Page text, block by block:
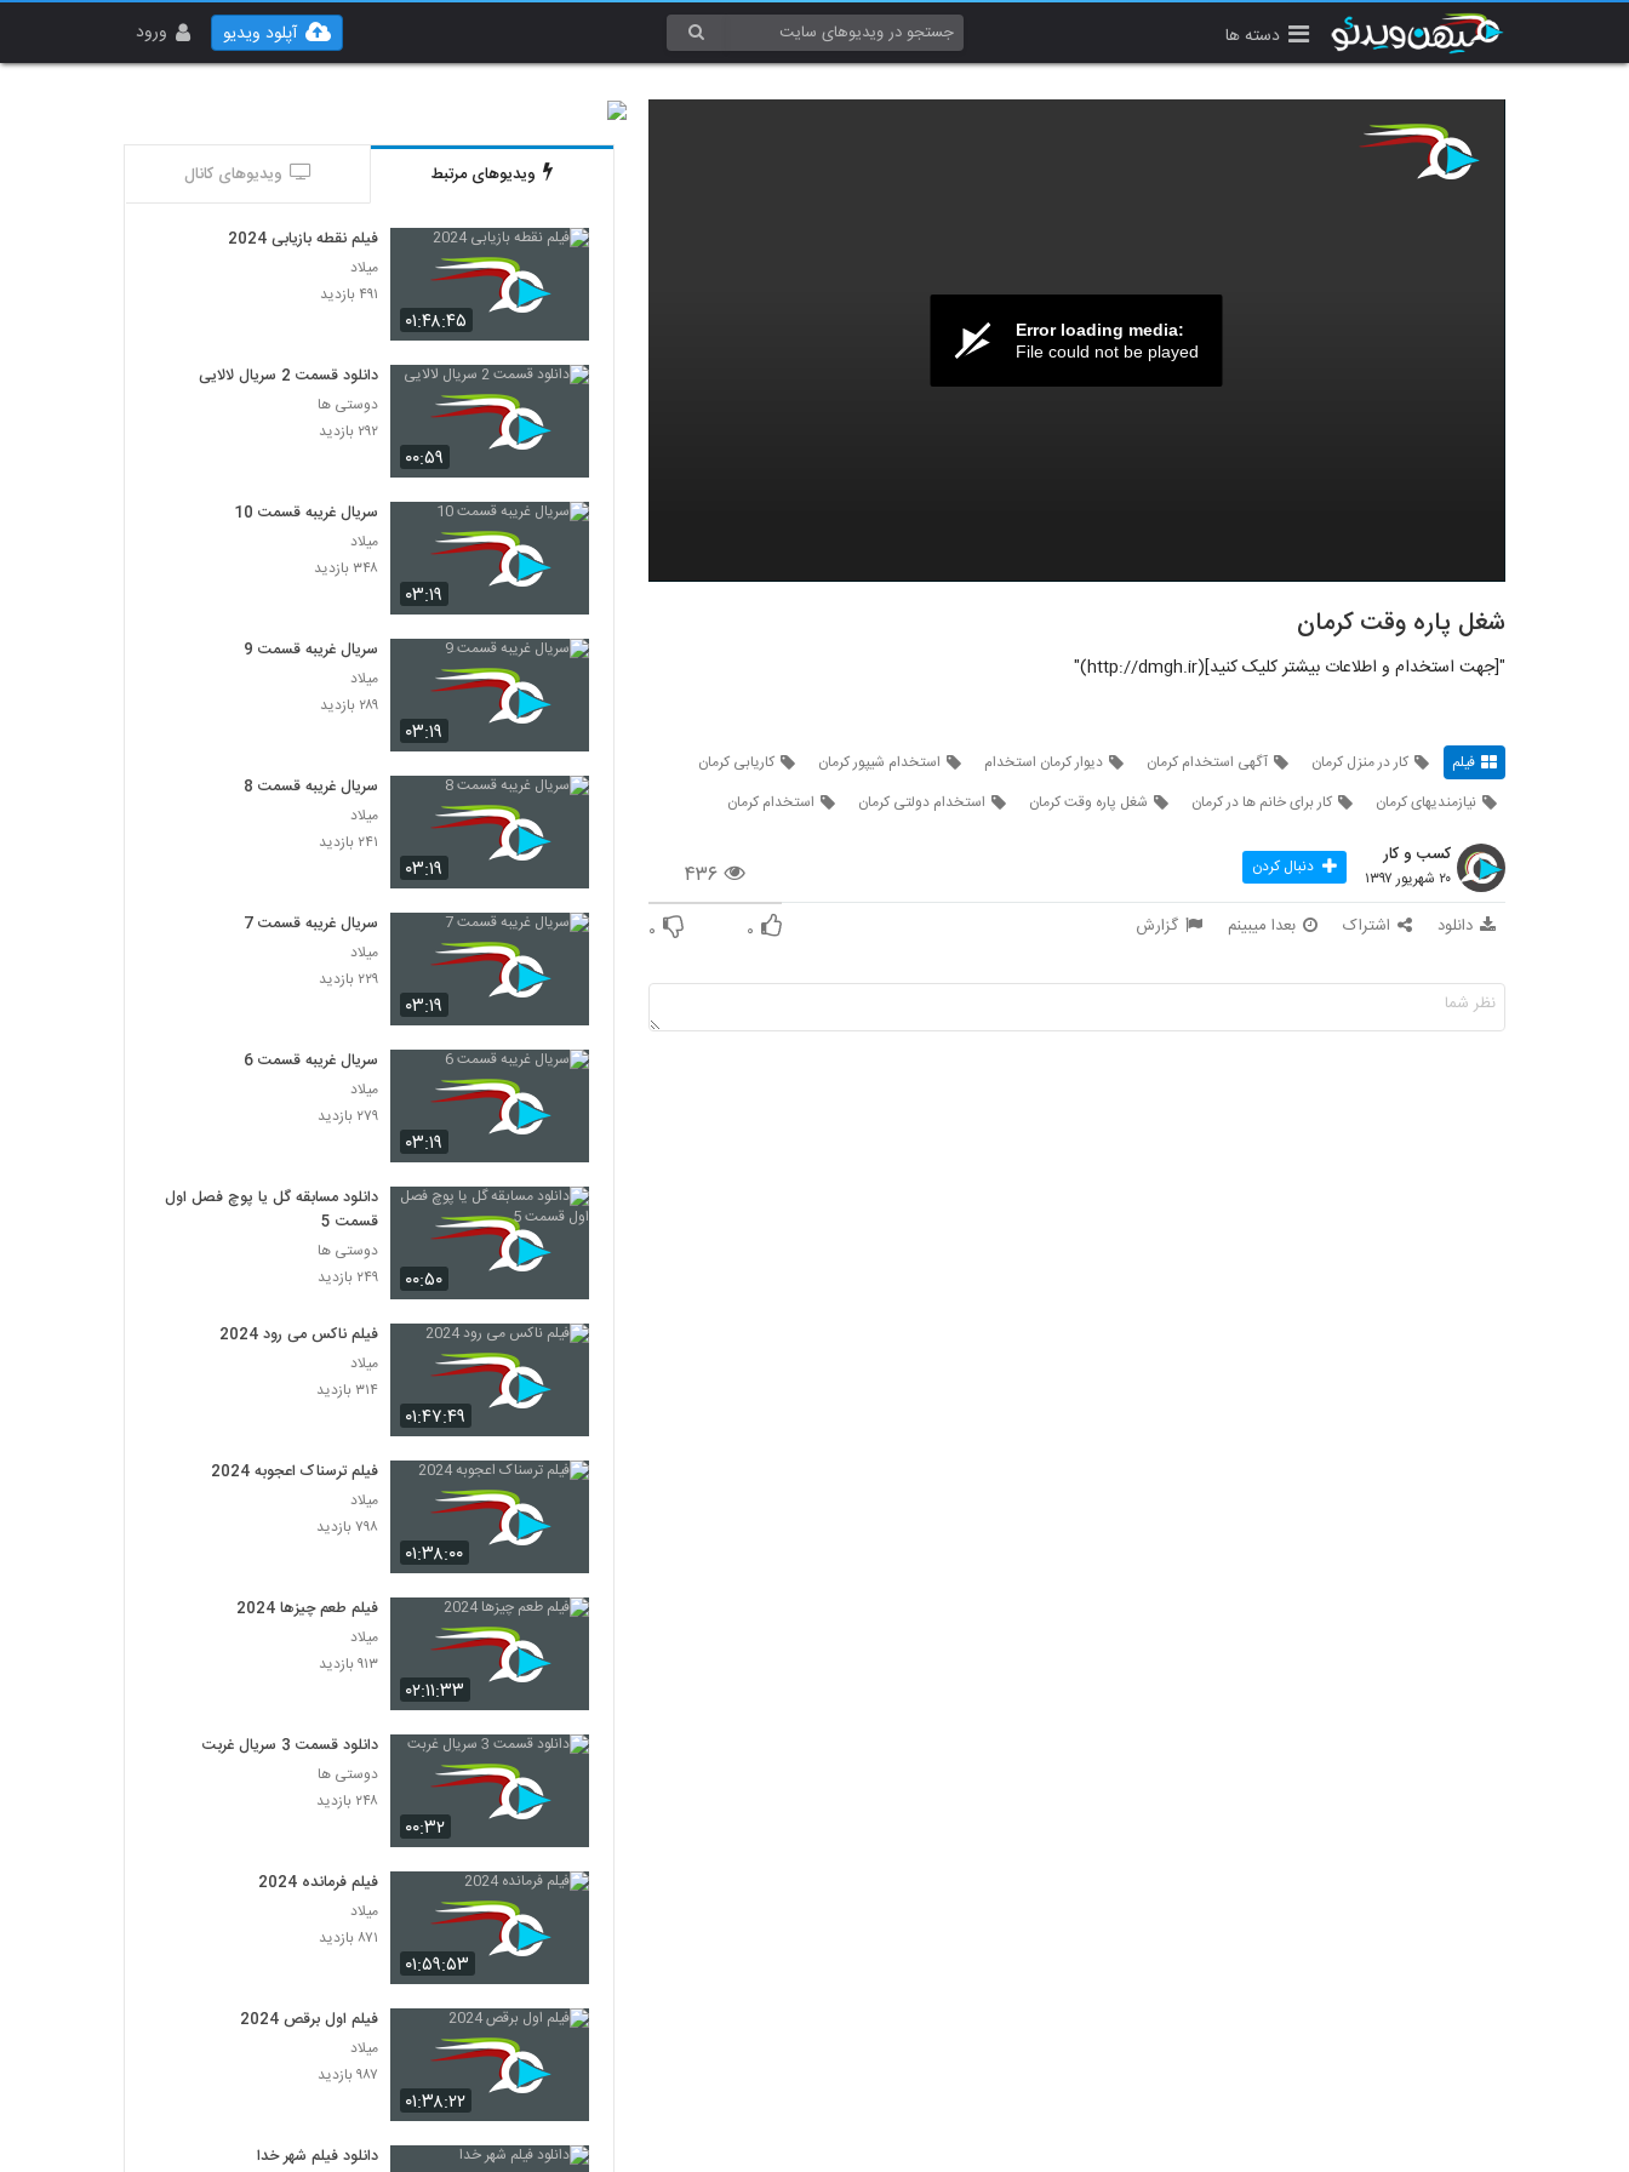
دسته ها ورود آپلود ویدیو
Error loading media:
File could not be played
شغل پاره وقت کرمان
"[جهت استخدام و اطلاعات بیشتر کلیک کنید](http://dmgh.ir)"
فیلم کار در منزل کرمان آگهی استخدام کرمان دیوار کرمان استخدام استخدام شیپور کرمان
کاریابی کرمان
نیازمندیهای کرمان
کار برای خانم ها در کرمان شغل پاره وقت کرمان استخدام دولتی کرمان استخدام کرمان
۴۳۶
کسب و کار
۲۰ شهریور ۱۳۹۷ دنبال کردن
دانلود اشتراک بعدا میبینم گزارش ۰ ۰
ویدیوهای مرتبط ویدیوهای کانال
۰۱:۴۸:۴۵
فیلم نقطه بازیابی 2024
میلاد
۴۹۱ بازدید
۰۰:۵۹
دانلود قسمت 2 سریال لالایی
دوستی ها
۲۹۲ بازدید
۰۳:۱۹
سریال غریبه قسمت 10
میلاد
۳۴۸ بازدید
۰۳:۱۹
سریال غریبه قسمت 9
میلاد
۲۸۹ بازدید
۰۳:۱۹
سریال غریبه قسمت 8
میلاد
۲۴۱ بازدید
۰۳:۱۹
سریال غریبه قسمت 7
میلاد
۲۲۹ بازدید
۰۳:۱۹
سریال غریبه قسمت 6
میلاد
۲۷۹ بازدید
۰۰:۵۰
دانلود مسابقه گل یا پوچ فصل اول
قسمت 5
دوستی ها
۲۴۹ بازدید
۰۱:۴۷:۴۹
فیلم ناکس می رود 2024
میلاد
۳۱۴ بازدید
۰۱:۳۸:۰۰
فیلم ترسناک اعجوبه 2024
میلاد
۷۹۸ بازدید
۰۲:۱۱:۳۳
فیلم طعم چیزها 2024
میلاد
۹۱۳ بازدید
۰۰:۳۲
دانلود قسمت 3 سریال غربت
دوستی ها
۲۴۸ بازدید
۰۱:۵۹:۵۳
فیلم فرمانده 2024
میلاد
۸۷۱ بازدید
۰۱:۳۸:۲۲
فیلم اول برقص 2024
میلاد
۹۸۷ بازدید
دانلود فیلم شهر خدا